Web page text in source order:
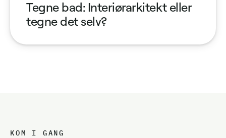
Tegne bad: Interiørarkitekt eller
tegne det selv?
KOM I GANG